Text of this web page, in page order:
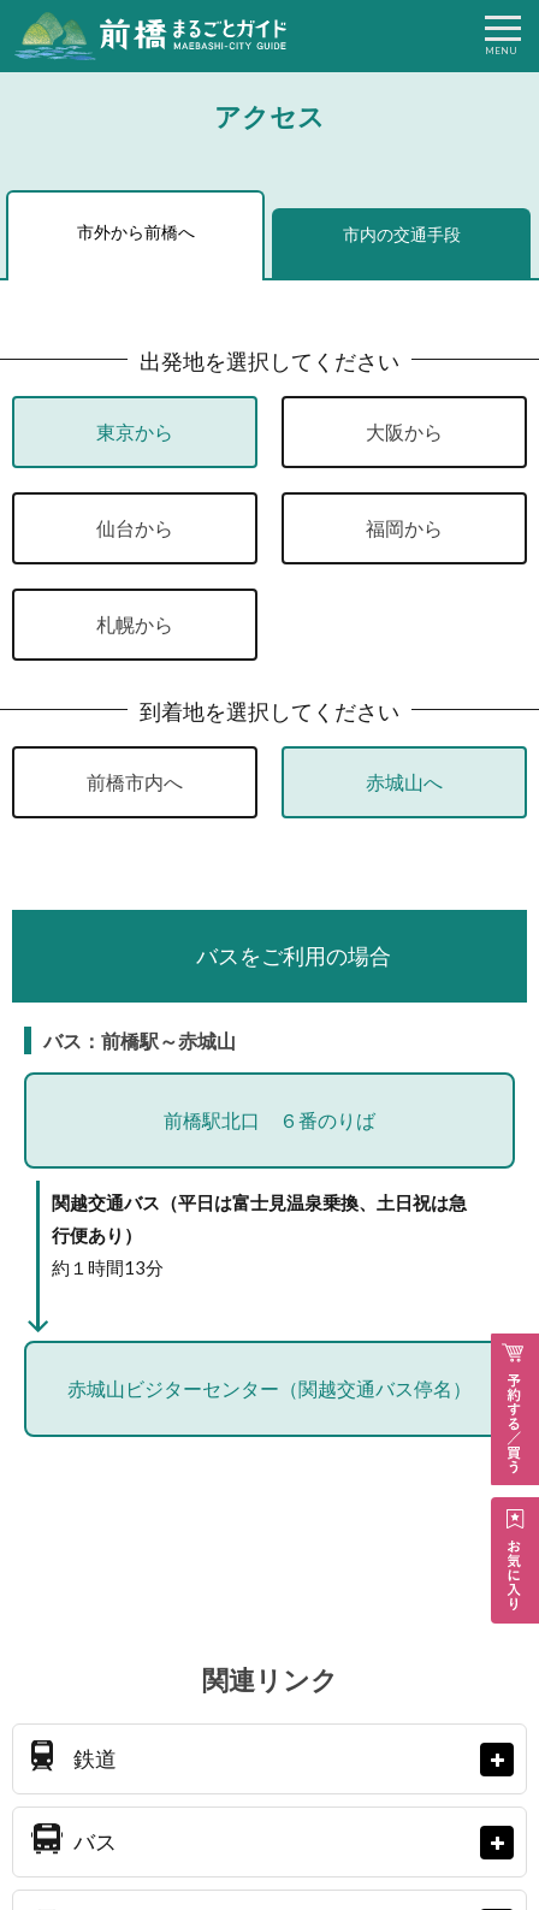
アクセス
市外から前橋へ 市内の交通手段
出発地を選択してください
東京から 大阪から
仙台から 福岡から
札幌から
到着地を選択してください
前橋市内へ 赤城山へ
バスをご利用の場合
バス：前橋駅～赤城山
前橋駅北口 ６番のりば
関越交通バス（平日は富士見温泉乗換、土日祝は急
行便あり）
約１時間13分
赤城山ビジターセンター（関越交通バス停名）
関連リンク
鉄道
バス